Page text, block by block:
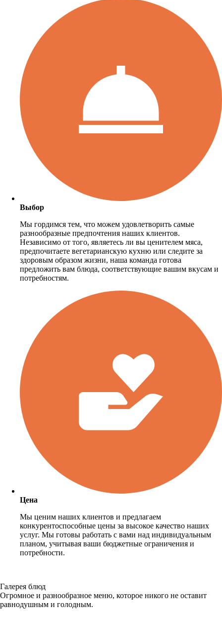
Выбор
Мы гордимся тем, что можем удовлетворить самые
разнообразные предпочтения наших клиентов.
Независимо от того, являетесь ли вы ценителем мяса,
предпочитаете вегетарианскую кухню или следите за
здоровым образом жизни, наша команда готова
предложить вам блюда, соответствующие вашим вкусам и
потребностям.
Цена
Мы ценим наших клиентов и предлагаем
конкурентоспособные цены за высокое качество наших
услуг. Мы готовы работать с вами над индивидуальным
планом, учитывая ваши бюджетные ограничения и
потребности.
Галерея блюд
Огромное и разнообразное меню, которое никого не оставит
равнодушным и голодным.